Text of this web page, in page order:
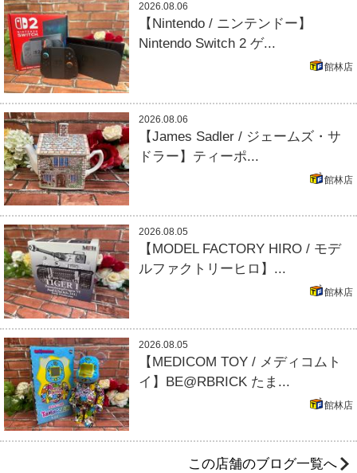
2026.08.06
【Nintendo / ニンテンドー】
Nintendo Switch 2 ゲ...
館林店
2026.08.06
【James Sadler / ジェームズ・サ
ドラー】ティーポ...
館林店
2026.08.05
【MODEL FACTORY HIRO / モデ
ルファクトリーヒロ】...
館林店
2026.08.05
【MEDICOM TOY / メディコムト
イ】BE@RBRICK たま...
館林店
この店舗のブログ一覧へ